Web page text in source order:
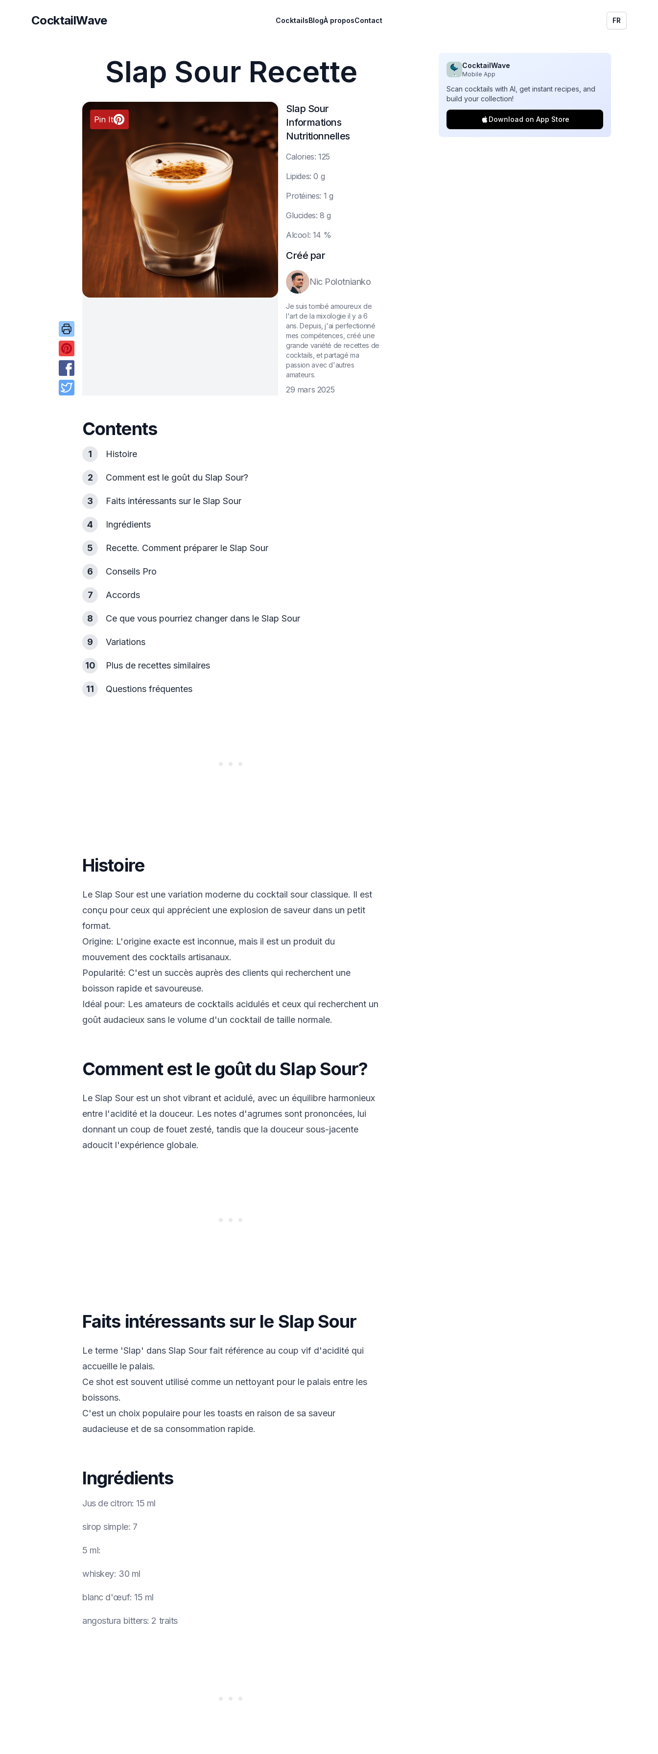
CocktailWave
CocktailWave CocktailsBlogÀ proposContact FR
Slap Sour Recette
Pin It
Slap Sour
Informations
Nutritionnelles
Calories: 125
Lipides: 0 g
Protéines: 1 g
Glucides: 8 g
Alcool: 14 %
Créé par
Nic Polotnianko
Je suis tombé amoureux de
l'art de la mixologie il y a 6
ans. Depuis, j'ai perfectionné
mes compétences, créé une
grande variété de recettes de
cocktails, et partagé ma
passion avec d'autres
amateurs.
29 mars 2025
Contents
1 Histoire
2 Comment est le goût du Slap Sour?
3 Faits intéressants sur le Slap Sour
4 Ingrédients
5 Recette. Comment préparer le Slap Sour
6 Conseils Pro
7 Accords
8 Ce que vous pourriez changer dans le Slap Sour
9 Variations
10 Plus de recettes similaires
11 Questions fréquentes
Histoire
Le Slap Sour est une variation moderne du cocktail sour classique. Il est
conçu pour ceux qui apprécient une explosion de saveur dans un petit
format.
Origine: L'origine exacte est inconnue, mais il est un produit du
mouvement des cocktails artisanaux.
Popularité: C'est un succès auprès des clients qui recherchent une
boisson rapide et savoureuse.
Idéal pour: Les amateurs de cocktails acidulés et ceux qui recherchent un
goût audacieux sans le volume d'un cocktail de taille normale.
Comment est le goût du Slap Sour?
Le Slap Sour est un shot vibrant et acidulé, avec un équilibre harmonieux
entre l'acidité et la douceur. Les notes d'agrumes sont prononcées, lui
donnant un coup de fouet zesté, tandis que la douceur sous-jacente
adoucit l'expérience globale.
Faits intéressants sur le Slap Sour
Le terme 'Slap' dans Slap Sour fait référence au coup vif d'acidité qui
accueille le palais.
Ce shot est souvent utilisé comme un nettoyant pour le palais entre les
boissons.
C'est un choix populaire pour les toasts en raison de sa saveur
audacieuse et de sa consommation rapide.
Ingrédients
Jus de citron: 15 ml
sirop simple: 7
5 ml:
whiskey: 30 ml
blanc d'œuf: 15 ml
angostura bitters: 2 traits
CocktailWave
Mobile App
Scan cocktails with AI, get instant recipes, and
build your collection!
Download on App Store